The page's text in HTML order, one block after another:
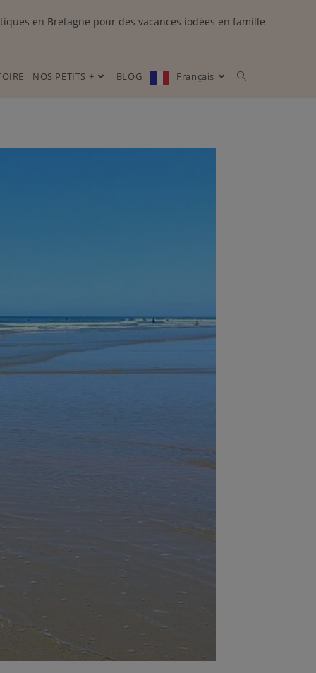
en Bretagne pour des vacances iodées en famille
NOS PETITS + BLOG Français